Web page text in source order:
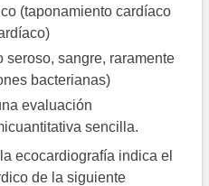
(taponamiento cardíaco
sangre, raramente
bacterianas)
evaluación
sencilla.
ecocardiografía indica el
de la siguiente